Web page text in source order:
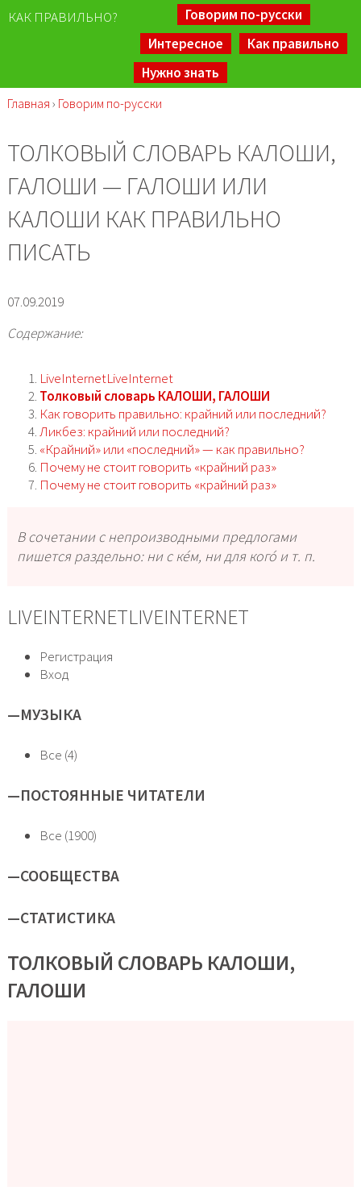
КАК ПРАВИЛЬНО?
Говорим по-русски
Интересное
Как правильно
Нужно знать
Главная › Говорим по-русски
ТОЛКОВЫЙ СЛОВАРЬ КАЛОШИ,
ГАЛОШИ — ГАЛОШИ ИЛИ
КАЛОШИ КАК ПРАВИЛЬНО
ПИСАТЬ
07.09.2019
Содержание:
LiveInternetLiveInternet
Толковый словарь КАЛОШИ, ГАЛОШИ
Как говорить правильно: крайний или последний?
Ликбез: крайний или последний?
«Крайний» или «последний» — как правильно?
Почему не стоит говорить «крайний раз»
Почему не стоит говорить «крайний раз»
В сочетании с непроизводными предлогами
пишется раздельно:ни с ке́м, ни для кого́и т. п.
LIVEINTERNETLIVEINTERNET
Регистрация
Вход
—МУЗЫКА
Все (4)
—ПОСТОЯННЫЕ ЧИТАТЕЛИ
Все (1900)
—СООБЩЕСТВА
—СТАТИСТИКА
ТОЛКОВЫЙ СЛОВАРЬ КАЛОШИ,
ГАЛОШИ